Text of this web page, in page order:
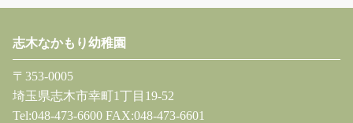
志木なかもり幼稚園
〒353-0005
埼玉県志木市幸町1丁目19-52
Tel:048-473-6600 FAX:048-473-6601